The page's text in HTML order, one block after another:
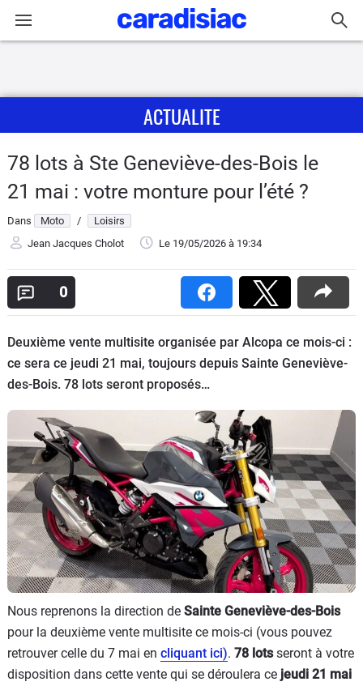
Actu
Essais
Equipement
Avis
Scooters
&
Marques
Services
Auto
ACTUALITE
78 lots à Ste Geneviève-des-Bois le
21 mai : votre monture pour l’été ?
Dans Moto /
Loisirs
Jean Jacques Cholot
Le 19/05/2026 à 19:34
0
Deuxième vente multisite organisée par Alcopa ce mois-ci :
ce sera ce jeudi 21 mai, toujours depuis Sainte Geneviève-
des-Bois. 78 lots seront proposés…
Nous reprenons la direction de Sainte Geneviève-des-Bois
pour la deuxième vente multisite ce mois-ci (vous pouvez
retrouver celle du 7 mai en cliquant ici). 78 lotsseront à votre
disposition dans cette vente qui se déroulera ce jeudi 21 mai